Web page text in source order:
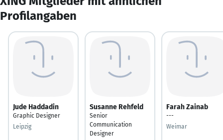
Profilangaben
Jude Haddadin
Graphic Designer
Leipzig
Susanne Rehfeld
Senior
Communication
Designer
Farah Zainab
---
Weimar